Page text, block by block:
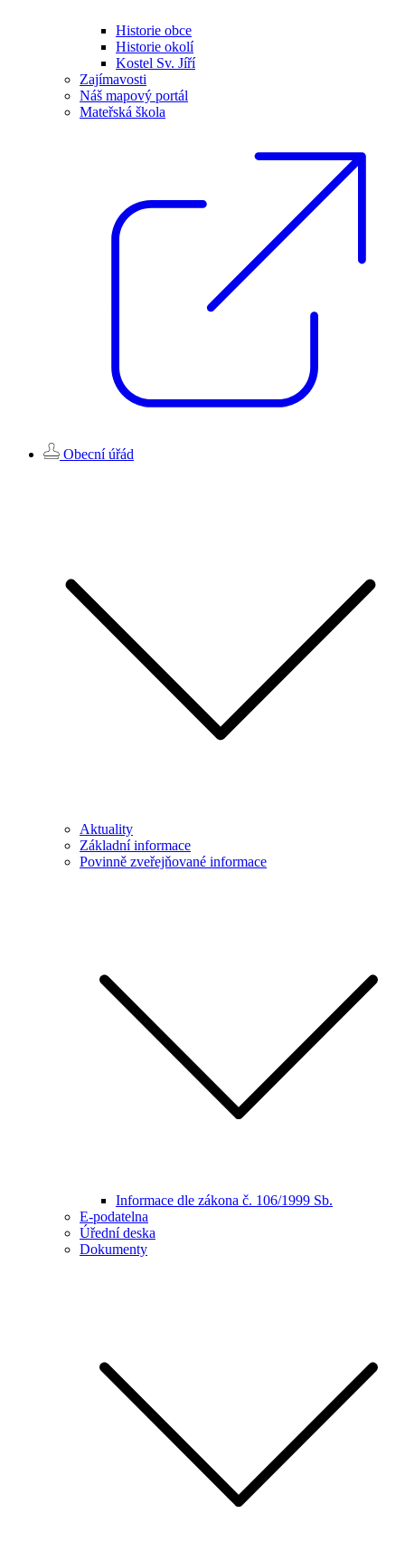
Historie obce
Historie okolí
Kostel Sv. Jíří
Zajímavosti
Náš mapový portál
Mateřská škola
Obecní úřád
Aktuality
Základní informace
Povinně zveřejňované informace
Informace dle zákona č. 106/1999 Sb.
E-podatelna
Úřední deska
Dokumenty